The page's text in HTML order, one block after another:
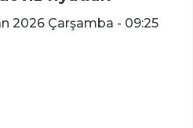
2026 Çarşamba - 09:25